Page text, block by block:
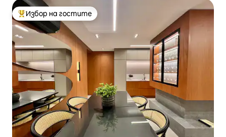
Най-популярен избор на гостите
Избор на гостите